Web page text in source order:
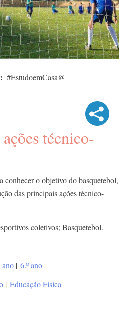
#EstudoemCasa@
técnico-
conhecer o objetivo do basquetebol,
das principais ações técnico-
coletivos; Basquetebol.
ano | 6.º ano
| Educação Física